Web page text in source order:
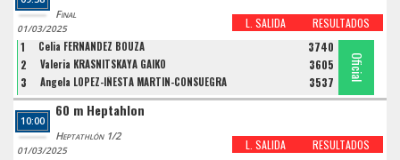
Final
L. SALIDA RESULTADOS
01/03/2025
1 Celia FERNANDEZ BOUZA 3740
Oficial
2 Valeria KRASNITSKAYA GAIKO 3605 Oficial
3 Angela LOPEZ-IÑESTA MARTIN-CONSUEGRA 3537
Oficial
10:00
60 m Heptahlon
Heptathlón 1/2
L. SALIDA RESULTADOS
01/03/2025